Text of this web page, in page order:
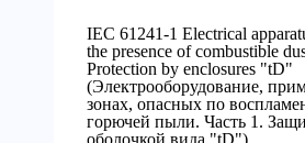
IEC 61241-1 Electrical
the presence of combustible
Protection by enclosures "tD"
(Электрооборудование,
зонах, опасных по
горючей пыли. Часть 1.
оболочкой вида "tD")